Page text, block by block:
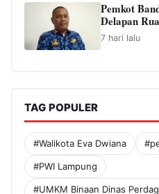
Pemkot
Delapan
7 hari lalu
TAG POPULER
#Walikota Eva Dwiana
#PWI Lampung
#UMKM Binaan Dinas